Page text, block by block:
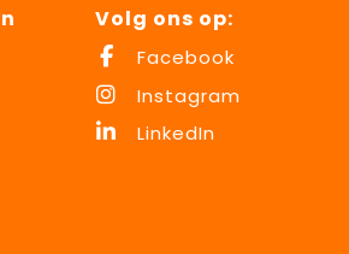
Volg ons op:
Facebook
Instagram
LinkedIn